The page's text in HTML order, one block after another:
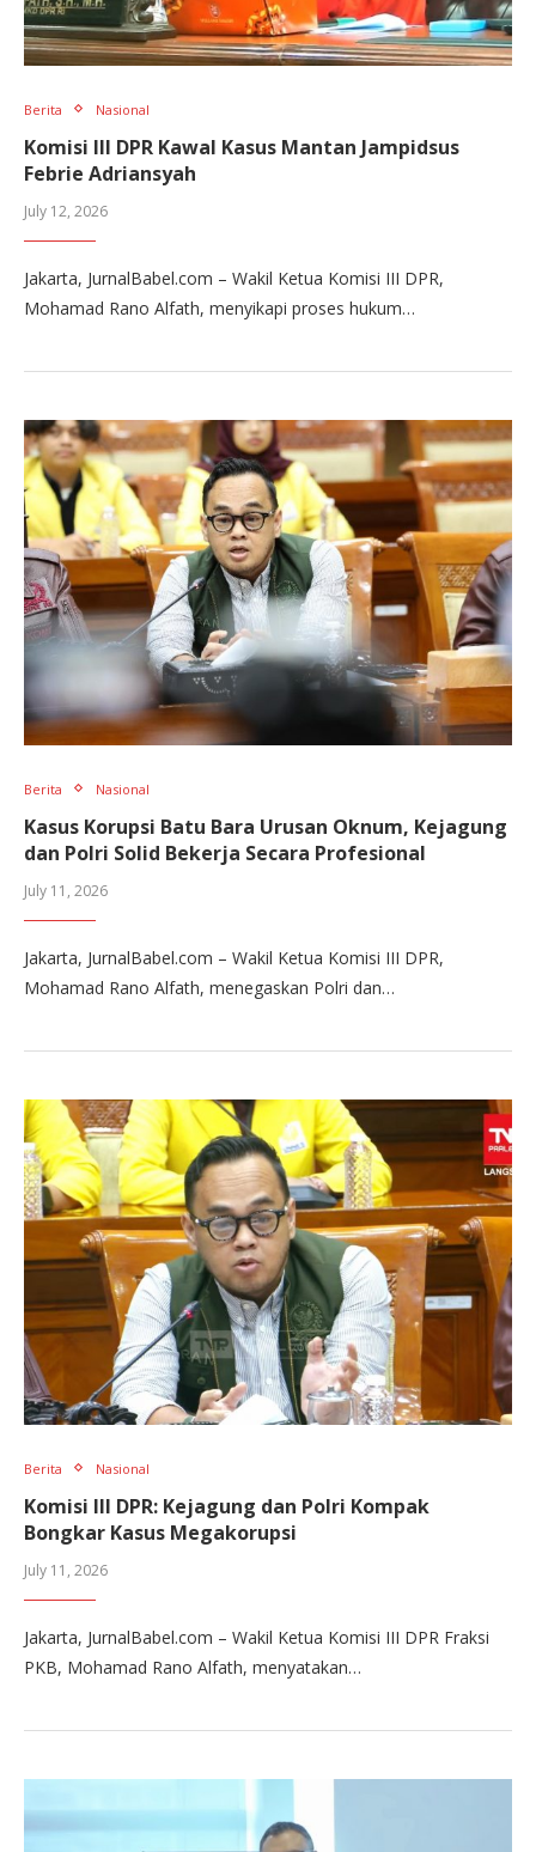
Berita Nasional
Komisi III DPR Kawal Kasus Mantan Jampidsus
Febrie Adriansyah
July 12, 2026
Jakarta, JurnalBabel.com – Wakil Ketua Komisi III DPR,
Mohamad Rano Alfath, menyikapi proses hukum…
Berita Nasional
Kasus Korupsi Batu Bara Urusan Oknum, Kejagung
dan Polri Solid Bekerja Secara Profesional
July 11, 2026
Jakarta, JurnalBabel.com – Wakil Ketua Komisi III DPR,
Mohamad Rano Alfath, menegaskan Polri dan…
Berita Nasional
Komisi III DPR: Kejagung dan Polri Kompak
Bongkar Kasus Megakorupsi
July 11, 2026
Jakarta, JurnalBabel.com – Wakil Ketua Komisi III DPR Fraksi
PKB, Mohamad Rano Alfath, menyatakan…